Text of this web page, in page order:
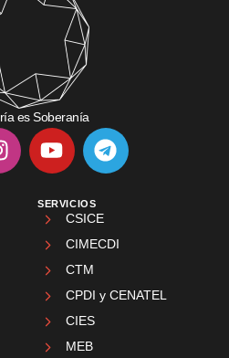
es Soberanía
SERVICIOS
CSICE
CIMECDI
CTM
CPDI y CENATEL
CIES
MEB